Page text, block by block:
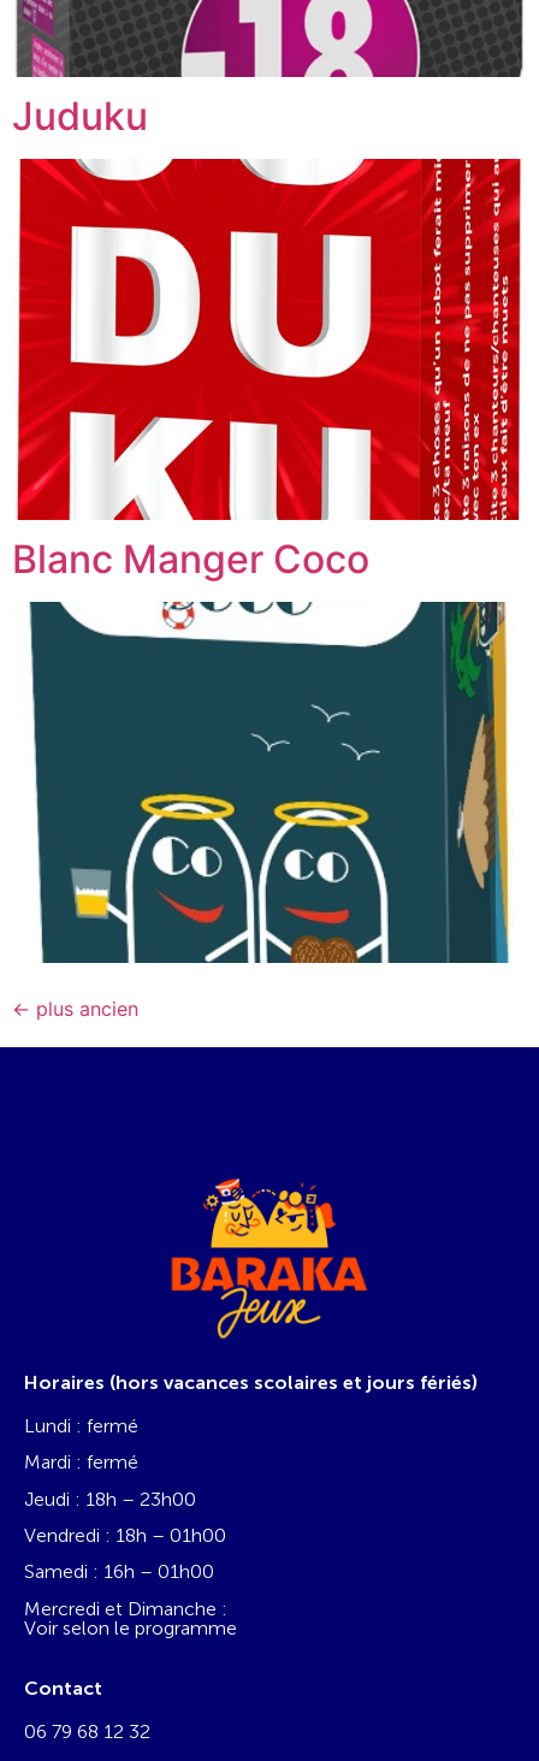
Juduku
Blanc Manger Coco
← plus ancien
Horaires (hors vacances scolaires et jours fériés)
Lundi : fermé
Mardi : fermé
Jeudi : 18h – 23h00
Vendredi : 18h – 01h00
Samedi : 16h – 01h00
Mercredi et Dimanche :
Voir selon le programme
Contact
06 79 68 12 32